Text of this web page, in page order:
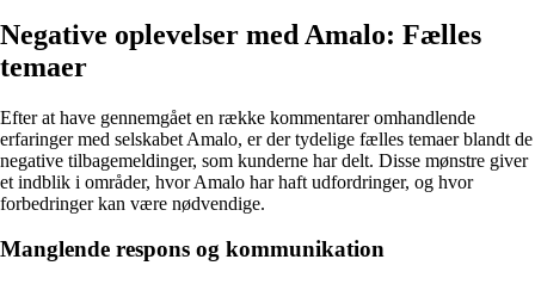
Negative oplevelser med Amalo: Fælles
temaer
Efter at have gennemgået en række kommentarer omhandlende
erfaringer med selskabet Amalo, er der tydelige fælles temaer blandt de
negative tilbagemeldinger, som kunderne har delt. Disse mønstre giver
et indblik i områder, hvor Amalo har haft udfordringer, og hvor
forbedringer kan være nødvendige.
Manglende respons og kommunikation